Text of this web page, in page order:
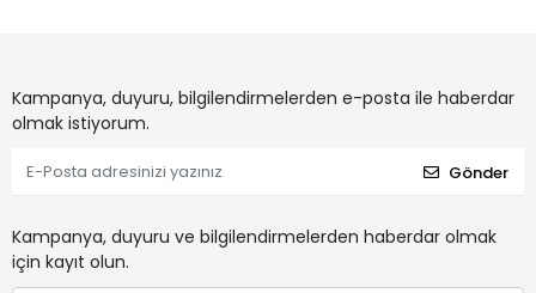
Kampanya, duyuru, bilgilendirmelerden e-posta ile haberdar
olmak istiyorum.
Gönder
Kampanya, duyuru ve bilgilendirmelerden haberdar olmak
için kayıt olun.